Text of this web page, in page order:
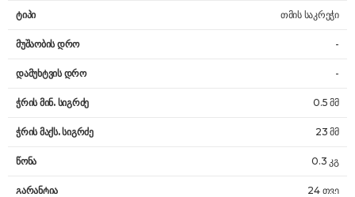
ტიპი თმის საკრეჭი
მუშაობის დრო -
დამუხტვის დრო -
ჭრის მინ. სიგრძე 0.5 მმ
ჭრის მაქს. სიგრძე 23 მმ
წონა 0.3 კგ
გარანტია 24 თვე